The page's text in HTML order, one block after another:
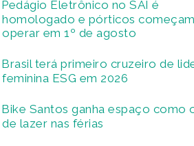
Pedágio Eletrônico no SAI é
homologado e pórticos
operar em 1º de agosto
Brasil terá primeiro cruzeiro de
feminina ESG em 2026
Bike Santos ganha espaço como
de lazer nas férias